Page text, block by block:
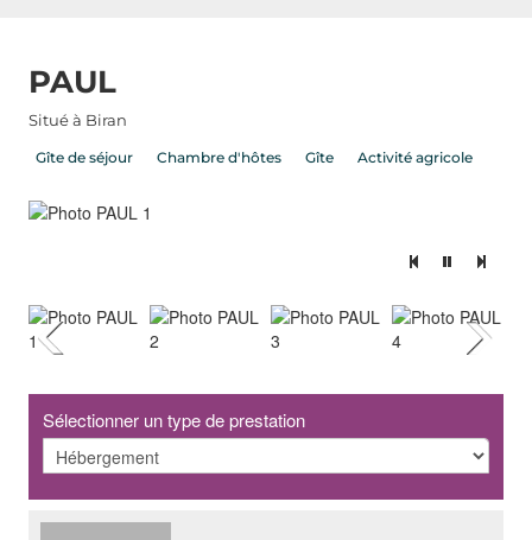
PAUL
Situé à Biran
Gîte de séjour Chambre d'hôtes Gîte Activité agricole
Sélectionner un type de prestation